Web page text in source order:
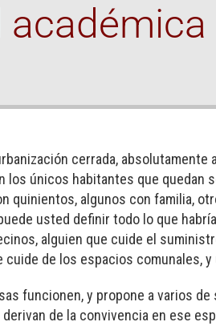
cerrada,
únicos habitantes que quedan
quinientos, algunos con familia,
usted definir todo lo que
alguien que cuide el
cuide de los espacios comunales,
funcionen, y propone a varios
de la convivencia en ese